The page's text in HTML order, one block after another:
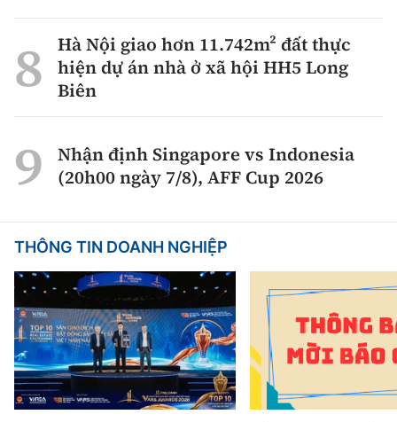
Hà Nội giao hơn 11.742m² đất thực
hiện dự án nhà ở xã hội HH5 Long
Biên
Nhận định Singapore vs Indonesia
(20h00 ngày 7/8), AFF Cup 2026
THÔNG TIN DOANH NGHIỆP